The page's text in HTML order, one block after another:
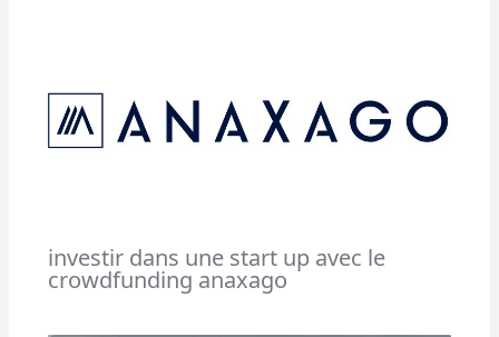
investir dans une start up avec le
crowdfunding anaxago